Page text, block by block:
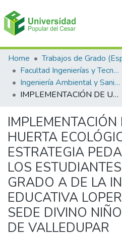
Communities & Collections
All of DSpace
Statistics
Home
Facultad Ingenierías y Tecnologías
Ingeniería Ambiental y Sanitaria.
IMPLEMENTACIÓN DE UNA HUERTA ECOLÓGICA COMO ESTRATEGIA PEDAGÓGICA PARA LOS ESTUDIANTES DE 4TO GRADO A DE LA INSTITUCIÓN EDUCATIVA LOPERENA GARUPAL SEDE DIVINO NIÑO DE LA CIUDAD DE VALLEDUPAR
HUERTA
ESTRATEGIA
LOS
GRADO A DE LA
EDUCATIVA
SEDE DIVINO
DE VALLEDUPAR